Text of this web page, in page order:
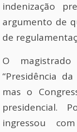
indenização
argumento de
de
O
“Presidência
mas o
presidencial.
ingressou